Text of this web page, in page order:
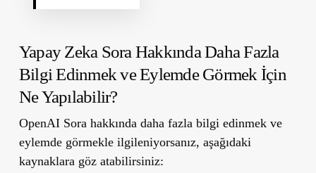
Yapay Zeka Sora Hakkında Daha Fazla
Bilgi Edinmek ve Eylemde Görmek İçin
Ne Yapılabilir?
OpenAI Sora hakkında daha fazla bilgi edinmek ve
eylemde görmekle ilgileniyorsanız, aşağıdaki
kaynaklara göz atabilirsiniz: